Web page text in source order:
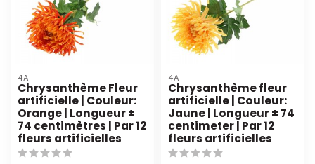
4A
Chrysanthème Fleur
artificielle | Couleur:
Orange | Longueur ±
74 centimètres | Par 12
fleurs artificielles
4A
Chrysanthème fleur
artificielle | Couleur:
Jaune | Longueur ± 74
centimeter | Par 12
fleurs artificielles